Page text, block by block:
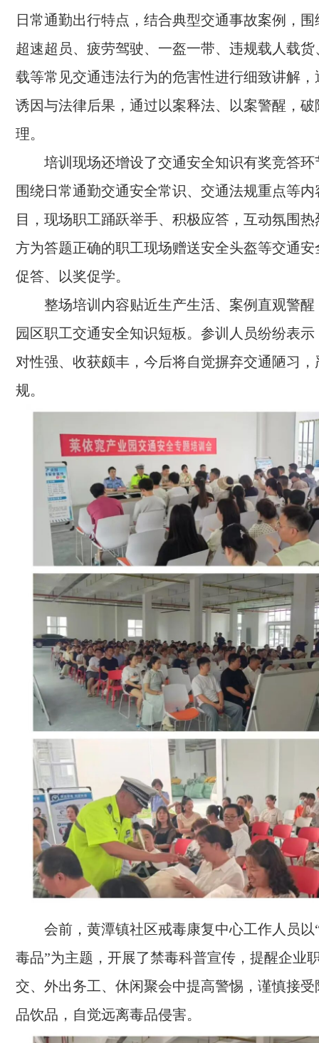
日常通勤出行特点，结合典型交通事故案例，
超速超员、疲劳驾驶、一盔一带、违规载人载
载等常见交通违法行为的危害性进行细致讲解
诱因与法律后果，通过以案释法、以案警醒，
理。
培训现场还增设了交通安全知识有奖竞答
围绕日常通勤交通安全常识、交通法规重点等
目，现场职工踊跃举手、积极应答，互动氛围
方为答题正确的职工现场赠送安全头盔等交通
促答、以奖促学。
整场培训内容贴近生产生活、案例直观警
园区职工交通安全知识短板。参训人员纷纷表
对性强、收获颇丰，今后将自觉摒弃交通陋习
规。
会前，黄潭镇社区戒毒康复中心工作人员以
毒品”为主题，开展了禁毒科普宣传，提醒企业
交、外出务工、休闲聚会中提高警惕，谨慎接
品饮品，自觉远离毒品侵害。